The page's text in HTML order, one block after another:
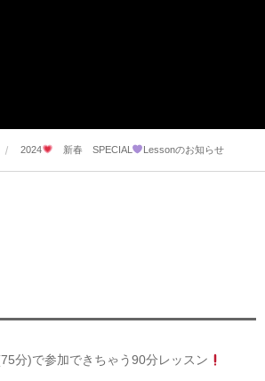
2024 新春 SPECIAL Lessonのお知らせ
分)で参加できちゃう90分レッスン